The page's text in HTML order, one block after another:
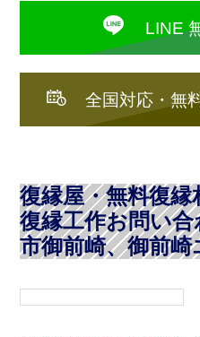
LINE
全国対応・無
復縁屋・無料復
復縁工作お問い
市御前崎、御前